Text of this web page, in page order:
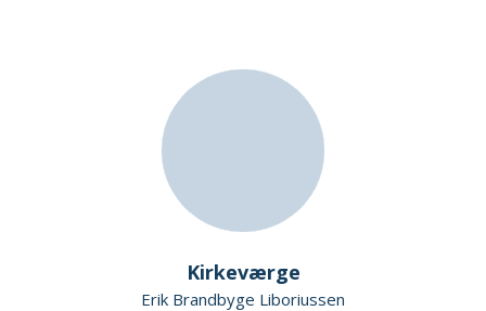
Kirkeværge
Erik Brandbyge Liboriussen